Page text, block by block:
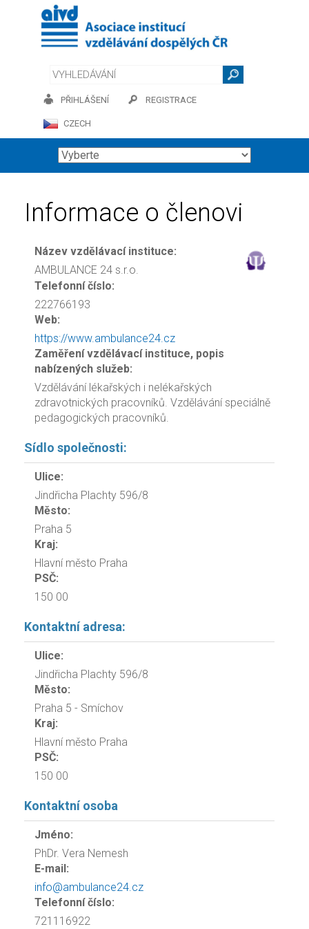
CZECH
PŘIHLÁŠENÍ REGISTRACE
Informace o členovi
Název vzdělávací instituce:
AMBULANCE 24 s.r.o.
Telefonní číslo:
222766193
Web:
https://www.ambulance24.cz
Zaměření vzdělávací instituce, popis
nabízených služeb:
Vzdělávání lékařských i nelékařských
zdravotnických pracovníků. Vzdělávání speciálně
pedagogických pracovníků.
Sídlo společnosti:
Ulice:
Jindřicha Plachty 596/8
Město:
Praha 5
Kraj:
Hlavní město Praha
PSČ:
150 00
Kontaktní adresa:
Ulice:
Jindřicha Plachty 596/8
Město:
Praha 5 - Smíchov
Kraj:
Hlavní město Praha
PSČ:
150 00
Kontaktní osoba
Jméno:
PhDr. Vera Nemesh
E-mail:
info@ambulance24.cz
Telefonní číslo:
721116922